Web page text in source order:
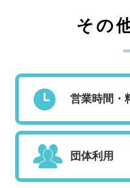
その
営業時間・
団体利用